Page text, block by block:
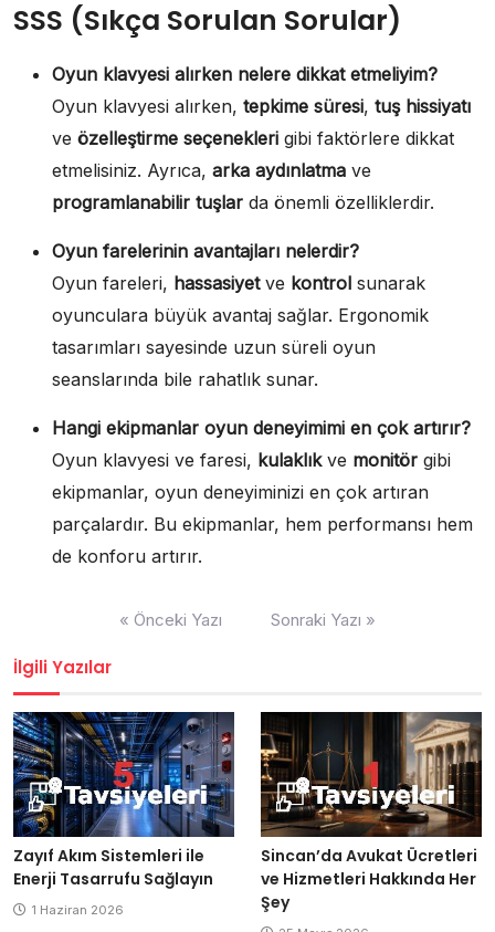
SSS (Sıkça Sorulan Sorular)
Oyun klavyesi alırken nelere dikkat etmeliyim?
Oyun klavyesi alırken, tepkime süresi, tuş hissiyatı
ve özelleştirme seçenekleri gibi faktörlere dikkat
etmelisiniz. Ayrıca, arka aydınlatma ve
programlanabilir tuşlar da önemli özelliklerdir.
Oyun farelerinin avantajları nelerdir?
Oyun fareleri, hassasiyetve kontrol sunarak
oyunculara büyük avantaj sağlar. Ergonomik
tasarımları sayesinde uzun süreli oyun
seanslarında bile rahatlık sunar.
Hangi ekipmanlar oyun deneyimimi en çok artırır?
Oyun klavyesi ve faresi, kulaklıkve monitör gibi
ekipmanlar, oyun deneyiminizi en çok artıran
parçalardır. Bu ekipmanlar, hem performansı hem
de konforu artırır.
« Önceki Yazı Sonraki Yazı »
İlgili Yazılar
Zayıf Akım Sistemleri ile
Enerji Tasarrufu Sağlayın
1 Haziran 2026
Sincan’da Avukat Ücretleri
ve Hizmetleri Hakkında Her
Şey